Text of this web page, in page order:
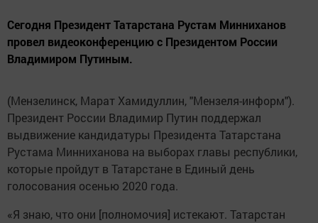
Сегодня Президент Татарстана Рустам Минниханов
провел видеоконференцию с Президентом России
Владимиром Путиным.
(Мензелинск, Марат Хамидуллин, "Мензеля-информ").
Президент России Владимир Путин поддержал
выдвижение кандидатуры Президента Татарстана
Рустама Минниханова на выборах главы республики,
которые пройдут в Татарстане в Единый день
голосования осенью 2020 года.
«Я знаю, что они [полномочия] истекают. Татарстан